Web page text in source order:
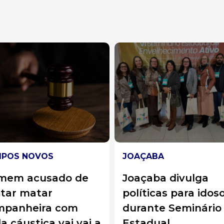
divulga
para idosos
Seminário
HERVAL D'OESTE
Polícia Militar
mandado de
por furto